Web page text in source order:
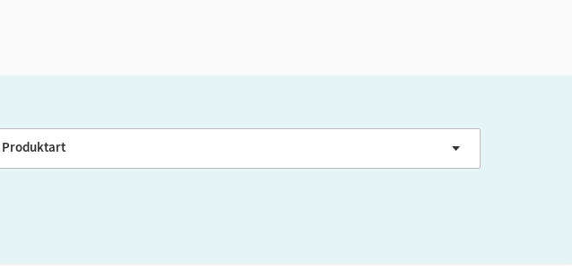
GER-Niveau
Produktart